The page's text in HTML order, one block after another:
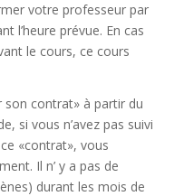
votre professeur par
l’heure prévue. En cas
le cours, ce cours
son contrat» à partir du
si vous n’avez pas suivi
«contrat», vous
Il n’ y a pas de
durant les mois de